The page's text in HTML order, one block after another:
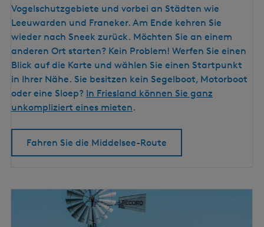
h
i
t
e
A
l
a
e
l
s
e
e
-
R
o
Vogelschutzgebiete und vorbei an Städten wie
Leeuwarden und Franeker. Am Ende kehren Sie
wieder nach Sneek zurück. Möchten Sie an einem
anderen Ort starten? Kein Problem! Werfen Sie einen
Blick auf die Karte und wählen Sie einen Startpunkt
in Ihrer Nähe. Sie besitzen kein Segelboot, Motorboot
oder eine Sloep? In Friesland können Sie ganz
unkompliziert eines mieten.
Fahren Sie die Middelsee-Route